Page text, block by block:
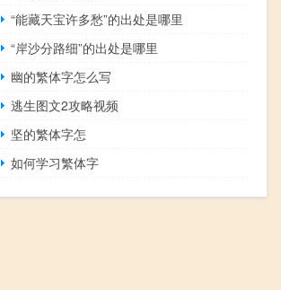
“能藏天宝许多愁”的出处是哪里
“岸沙分路细”的出处是哪里
幽的繁体字怎么写
逃生图文2攻略视频
坚的繁体字怎
如何学习繁体字